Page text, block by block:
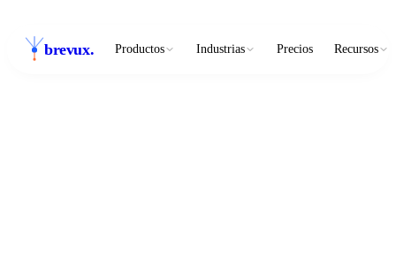
brevux. Productos Industrias Precios Recursos